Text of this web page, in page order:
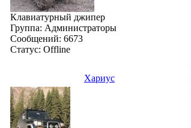
Клавиатурный джипер
Группа: Администраторы
Сообщений: 6673
Статус: Offline
Хариус